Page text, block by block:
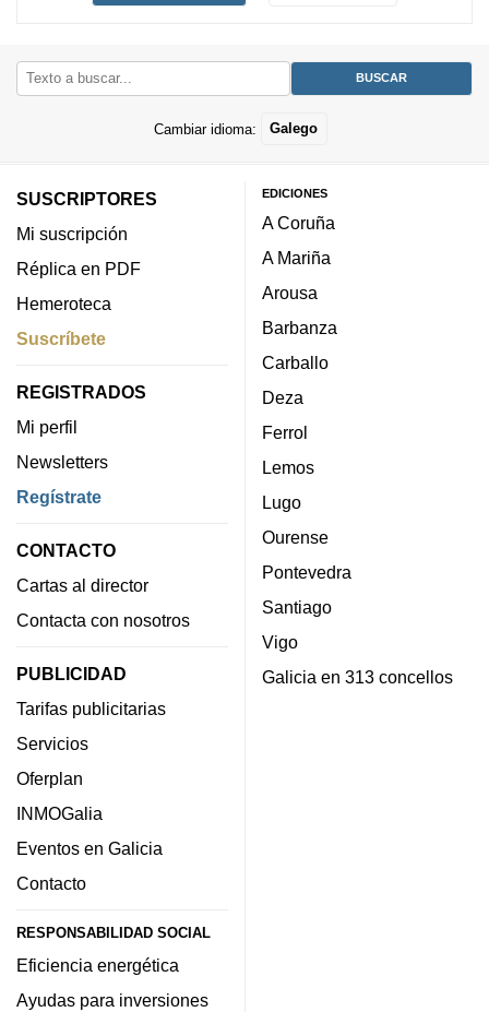
Cambiar idioma: Galego
SUSCRIPTORES
Mi suscripción
Réplica en PDF
Hemeroteca
Suscríbete
REGISTRADOS
Mi perfil
Newsletters
Regístrate
CONTACTO
Cartas al director
Contacta con nosotros
PUBLICIDAD
Tarifas publicitarias
Servicios
Oferplan
INMOGalia
Eventos en Galicia
Contacto
RESPONSABILIDAD SOCIAL
Eficiencia energética
Ayudas para inversiones
EDICIONES
A Coruña
A Mariña
Arousa
Barbanza
Carballo
Deza
Ferrol
Lemos
Lugo
Ourense
Pontevedra
Santiago
Vigo
Galicia en 313 concellos